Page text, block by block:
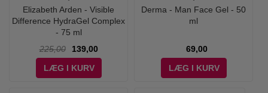
Elizabeth Arden - Visible
Difference HydraGel Complex
- 75 ml
225,00
139,00
LÆG I KURV
Derma - Man Face Gel - 50
ml
69,00
LÆG I KURV